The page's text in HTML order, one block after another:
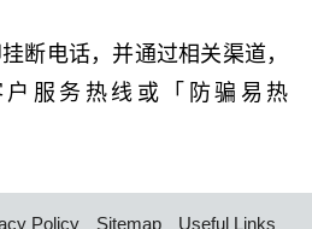
断电话，并通过相关渠道，
服务热线或「防骗易热
Policy Sitemap Useful Links